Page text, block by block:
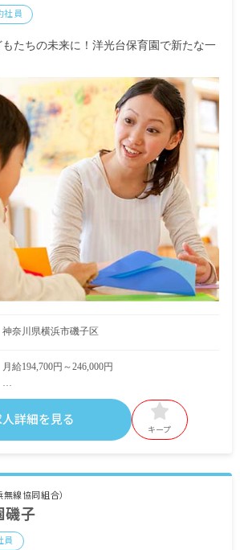
年末年始手当 2,000円/日（対象 6日間）
当30,000円支給
昇給あり
賞与あり（年3回（4.4ヶ月分/別途特別賞与を支
給））
試用期間あり
社員
たちの未来に！洋光台保育園で新たな一
神奈川県横浜市磯子区
月給194,700円～246,000円
・月給内訳
基本給 194,700円～246,000円
昇給 規定による
賞与・臨時特例手当あり（条件を満たした場合）
※正社員登用も相談に乗っています。
詳細を見る
キープ
線協同組合）
磯子
員